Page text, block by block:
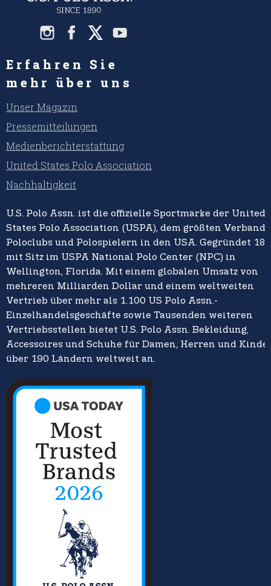
Erfahren Sie
mehr über uns
Unser Magazin
Pressemitteilungen
Medienberichterstattung
United States Polo Association
Nachhaltigkeit
U.S. Polo Assn. ist die offizielle Sportmarke der United
States Polo Association (USPA), dem größten Verband
Poloclubs und Polospielern in den USA. Gegründet
mit Sitz im USPA National Polo Center (NPC) in
Wellington, Florida. Mit einem globalen Umsatz von
mehreren Milliarden Dollar und einem weltweiten
Vertrieb über mehr als 1.100 US Polo Assn.-
Einzelhandelsgeschäfte sowie Tausenden weiteren
Vertriebsstellen bietet U.S. Polo Assn. Bekleidung,
Accessoires und Schuhe für Damen, Herren und
über 190 Ländern weltweit an.